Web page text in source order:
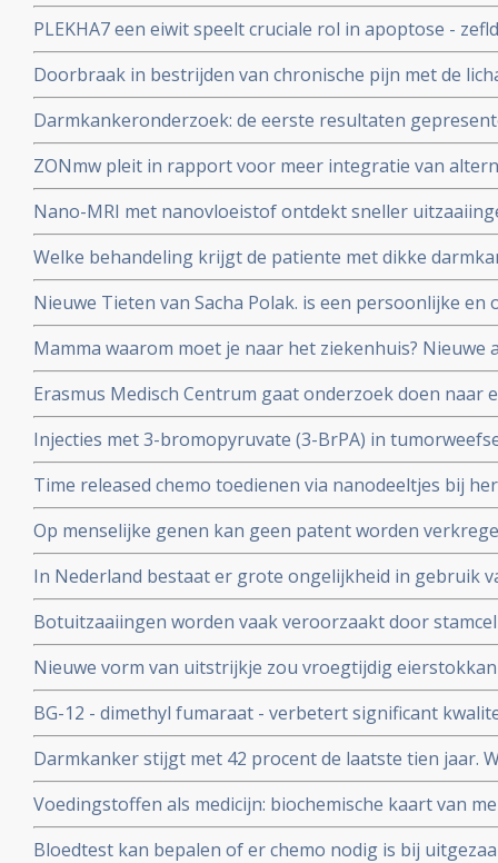
PLEKHA7 een eiwit speelt cruciale rol in apoptose -
Onderzoekers aan de Mayo Clinic ontdekken dat
tumoren kan voorkomen.
Doorbraak in bestrijden van chronische pijn met de
ontstekingsremmende stof palmitoylethanolamide
Darmkankeronderzoek: de eerste resultaten
afwijkends gevonden
ZONmw pleit in rapport voor meer integratie van
aanvullende middelen en behandelingen in de
Nano-MRI met nanovloeistof ontdekt sneller
behandeling van kanker sneller doen starten of juist
nodig zijn.
Welke behandeling krijgt de patiente met dikke
van vanavond 8 oktober 2013?
Nieuwe Tieten van Sacha Polak. is een persoonlijke
over wel of niet preventief haar borsten te laten
van het BRCA-1 gen
Mamma waarom moet je naar het ziekenhuis?
peuters en kinderen die een ouder met kanker
Kankerspoken.
Erasmus Medisch Centrum gaat onderzoek doen naar
kanker als aanvulling op chemo of bestraling
Injecties met 3-bromopyruvate (3-BrPA) in
operatie en chemo bij borstkanker..Deze antiglycolitic
proces in kankercel en leidt tot natuurlijke celdood
Time released chemo toedienen via nanodeeltjes bij
multiforme, verdubbelt overlevingstijd in dierstudies
Op menselijke genen kan geen patent worden
Hooggerechtshof in de Verenigde Staten. Op
echter wel.
In Nederland bestaat er grote ongelijkheid in gebruik
behandelingen voor kankerpatienten, aldus prof. dr.
Botuitzaaiingen worden vaak veroorzaakt door
ontdekken wetenschappers.
Nieuwe vorm van uitstrijkje zou vroegtijdig
baarmoederhalskanker ontdekken, beweren
BG-12 - dimethyl fumaraat - verbetert significant
klachten van bepaalde vorm van MS - multiple sclerose
MS), aldus meta analyse van fase III studies.
Darmkanker stijgt met 42 procent de laatste tien jaar.
Fonds start groot internationaal onderzoek naar
risico van darmkanker
Voedingstoffen als medicijn: biochemische kaart van
Ziektes kunnen voorkomen worden door individueel
Bloedtest kan bepalen of er chemo nodig is bij